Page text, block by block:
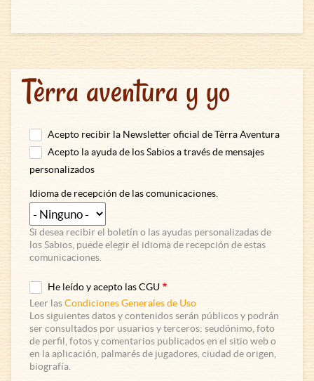
Tèrra aventura y yo
Acepto recibir la Newsletter oficial de Tèrra Aventura
Acepto la ayuda de los Sabios a través de mensajes
personalizados
Idioma de recepción de las comunicaciones.
Si desea recibir el boletín o las ayudas personalizadas de
los Sabios, puede elegir el idioma de recepción de estas
comunicaciones.
He leído y acepto las CGU
Leer lasCondiciones Generales de Uso
Los siguientes datos y contenidos serán públicos y podrán
ser consultados por usuarios y terceros: seudónimo, foto
de perfil, fotos y comentarios publicados en el sitio web o
en la aplicación, palmarés de jugadores, ciudad de origen,
biografía.